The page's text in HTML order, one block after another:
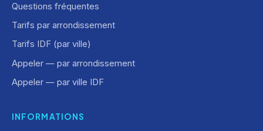
Questions fréquentes
Tarifs par arrondissement
Tarifs IDF (par ville)
Appeler — par arrondissement
Appeler — par ville IDF
INFORMATIONS